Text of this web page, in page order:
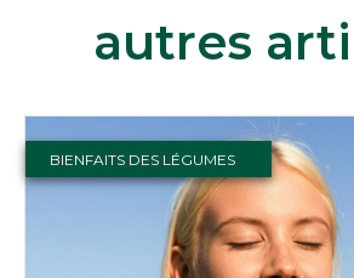
autres
BIENFAITS DES LÉGUMES